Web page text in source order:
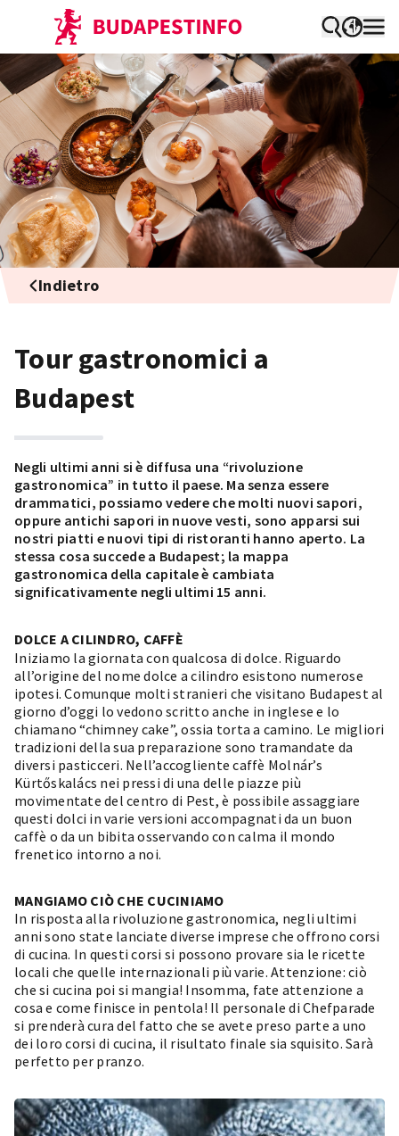
Indietro
Tour gastronomici a
Budapest
Negli ultimi anni si è diffusa una “rivoluzione
gastronomica” in tutto il paese. Ma senza essere
drammatici, possiamo vedere che molti nuovi sapori,
oppure antichi sapori in nuove vesti, sono apparsi sui
nostri piatti e nuovi tipi di ristoranti hanno aperto. La
stessa cosa succede a Budapest; la mappa
gastronomica della capitale è cambiata
significativamente negli ultimi 15 anni.
DOLCE A CILINDRO, CAFFÈ
Iniziamo la giornata con qualcosa di dolce. Riguardo
all’origine del nome dolce a cilindro esistono numerose
ipotesi. Comunque molti stranieri che visitano Budapest al
giorno d’oggi lo vedono scritto anche in inglese e lo
chiamano “chimney cake”, ossia torta a camino. Le migliori
tradizioni della sua preparazione sono tramandate da
diversi pasticceri. Nell’accogliente caffè Molnár’s
Kürtőskalács nei pressi di una delle piazze più
movimentate del centro di Pest, è possibile assaggiare
questi dolci in varie versioni accompagnati da un buon
caffè o da un bibita osservando con calma il mondo
frenetico intorno a noi.
MANGIAMO CIÒ CHE CUCINIAMO
In risposta alla rivoluzione gastronomica, negli ultimi
anni sono state lanciate diverse imprese che offrono corsi
di cucina. In questi corsi si possono provare sia le ricette
locali che quelle internazionali più varie. Attenzione: ciò
che si cucina poi si mangia! Insomma, fate attenzione a
cosa e come finisce in pentola! Il personale di Chefparade
si prenderà cura del fatto che se avete preso parte a uno
dei loro corsi di cucina, il risultato finale sia squisito. Sarà
perfetto per pranzo.